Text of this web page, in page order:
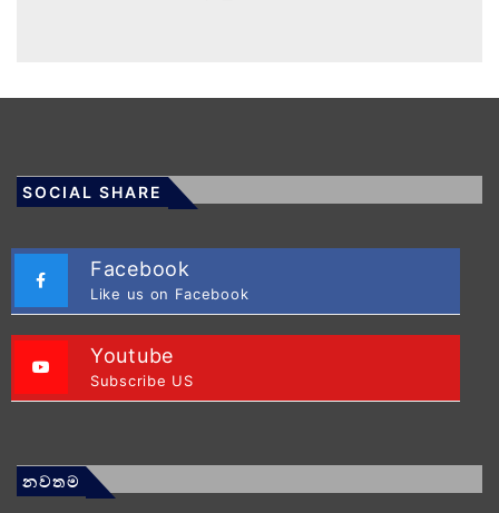
SOCIAL SHARE
Facebook
Like us on Facebook
Youtube
Subscribe US
නවතම